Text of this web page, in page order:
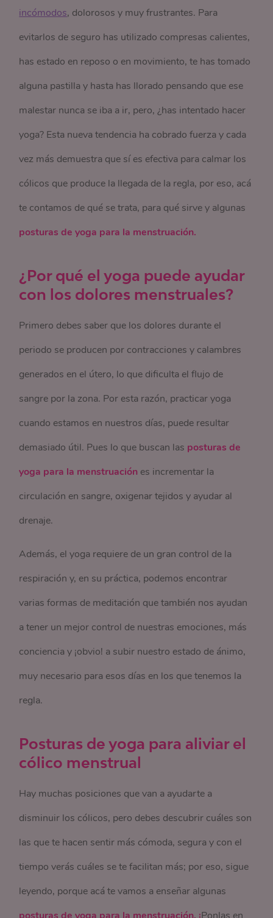
incómodos, dolorosos y muy frustrantes. Para
evitarlos de seguro has utilizado compresas calientes,
has estado en reposo o en movimiento, te has tomado
alguna pastilla y hasta has llorado pensando que ese
malestar nunca se iba a ir, pero, ¿has intentado hacer
yoga? Esta nueva tendencia ha cobrado fuerza y cada
vez más demuestra que sí es efectiva para calmar los
cólicos que produce la llegada de la regla, por eso, acá
te contamos de qué se trata, para qué sirve y algunas
posturas de yoga para la menstruación.
¿Por qué el yoga puede ayudar
con los dolores menstruales?
Primero debes saber que los dolores durante el
periodo se producen por contracciones y calambres
generados en el útero, lo que dificulta el flujo de
sangre por la zona. Por esta razón, practicar yoga
cuando estamos en nuestros días, puede resultar
demasiado útil. Pues lo que buscan las posturas de
yoga para la menstruación es incrementar la
circulación en sangre, oxigenar tejidos y ayudar al
drenaje.
Además, el yoga requiere de un gran control de la
respiración y, en su práctica, podemos encontrar
varias formas de meditación que también nos ayudan
a tener un mejor control de nuestras emociones, más
conciencia y ¡obvio! a subir nuestro estado de ánimo,
muy necesario para esos días en los que tenemos la
regla.
Posturas de yoga para aliviar el
cólico menstrual
Hay muchas posiciones que van a ayudarte a
disminuir los cólicos, pero debes descubrir cuáles son
las que te hacen sentir más cómoda, segura y con el
tiempo verás cuáles se te facilitan más; por eso, sigue
leyendo, porque acá te vamos a enseñar algunas